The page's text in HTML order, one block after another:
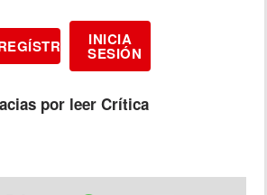
INICIA
SESIÓN
por leer Crítica